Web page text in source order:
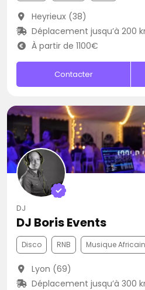
Heyrieux (38)
Déplacement jusqu’à 200
À partir de 1100€
Contacter
DJ
DJ Boris Events
Disco RNB Musique
Lyon (69)
Déplacement jusqu’à 300